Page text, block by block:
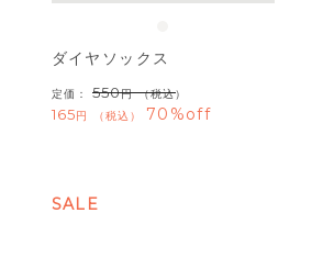
ダイヤソックス
定価： 550 （税込）
165 税込 70%off
SALE